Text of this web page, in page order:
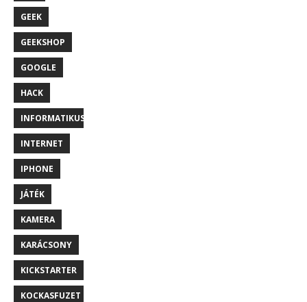
GEEK
GEEKSHOP
GOOGLE
HACK
INFORMATIKUS
INTERNET
IPHONE
JÁTÉK
KAMERA
KARÁCSONY
KICKSTARTER
KOCKASFUZET